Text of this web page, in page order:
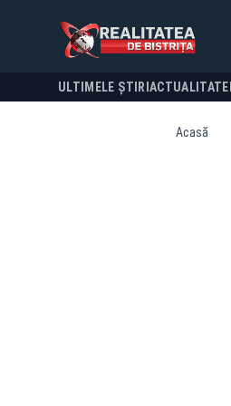
ULTIMELE ȘTIRI ACTUALITATE
Acasă